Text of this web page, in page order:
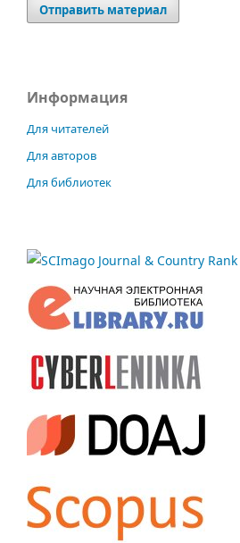
Отправить материал
Информация
Для читателей
Для авторов
Для библиотек